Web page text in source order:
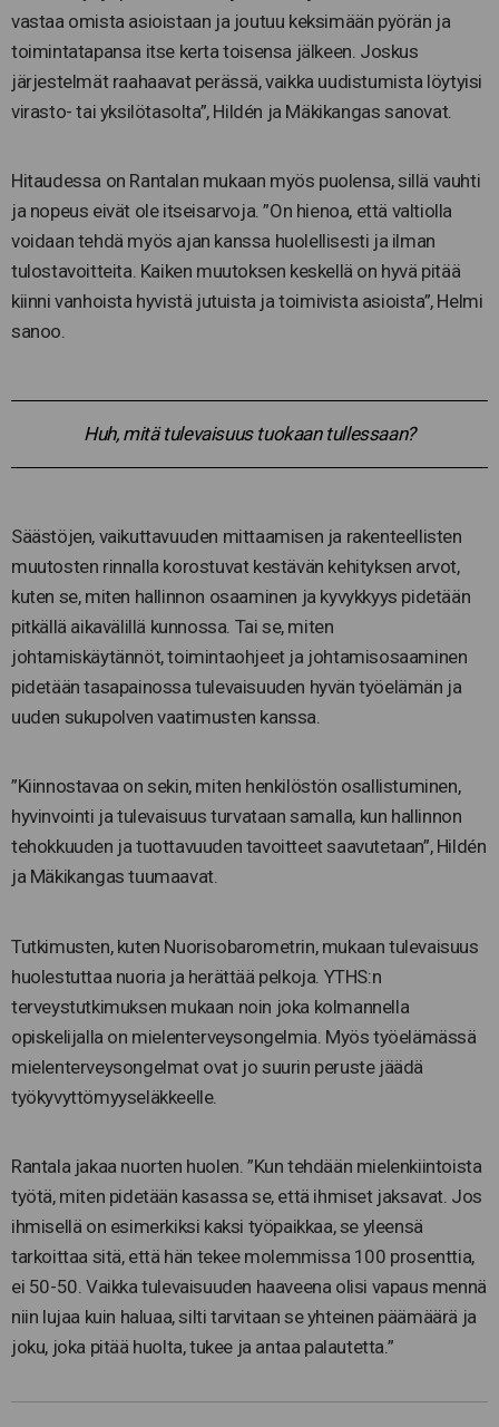
vastaa omista asioistaan ja joutuu keksimään pyörän ja
toimintatapansa itse kerta toisensa jälkeen. Joskus
järjestelmät raahaavat perässä, vaikka uudistumista löytyisi
virasto- tai yksilötasolta”, Hildén ja Mäkikangas sanovat.
Hitaudessa on Rantalan mukaan myös puolensa, sillä vauhti
ja nopeus eivät ole itseisarvoja. ”On hienoa, että valtiolla
voidaan tehdä myös ajan kanssa huolellisesti ja ilman
tulostavoitteita. Kaiken muutoksen keskellä on hyvä pitää
kiinni vanhoista hyvistä jutuista ja toimivista asioista”, Helmi
sanoo.
Huh, mitä tulevaisuus tuokaan tullessaan?
Säästöjen, vaikuttavuuden mittaamisen ja rakenteellisten
muutosten rinnalla korostuvat kestävän kehityksen arvot,
kuten se, miten hallinnon osaaminen ja kyvykkyys pidetään
pitkällä aikavälillä kunnossa. Tai se, miten
johtamiskäytännöt, toimintaohjeet ja johtamisosaaminen
pidetään tasapainossa tulevaisuuden hyvän työelämän ja
uuden sukupolven vaatimusten kanssa.
”Kiinnostavaa on sekin, miten henkilöstön osallistuminen,
hyvinvointi ja tulevaisuus turvataan samalla, kun hallinnon
tehokkuuden ja tuottavuuden tavoitteet saavutetaan”, Hildén
ja Mäkikangas tuumaavat.
Tutkimusten, kuten Nuorisobarometrin, mukaan tulevaisuus
huolestuttaa nuoria ja herättää pelkoja. YTHS:n
terveystutkimuksen mukaan noin joka kolmannella
opiskelijalla on mielenterveysongelmia. Myös työelämässä
mielenterveysongelmat ovat jo suurin peruste jäädä
työkyvyttömyyseläkkeelle.
Rantala jakaa nuorten huolen. ”Kun tehdään mielenkiintoista
työtä, miten pidetään kasassa se, että ihmiset jaksavat. Jos
ihmisellä on esimerkiksi kaksi työpaikkaa, se yleensä
tarkoittaa sitä, että hän tekee molemmissa 100 prosenttia,
ei 50-50. Vaikka tulevaisuuden haaveena olisi vapaus mennä
niin lujaa kuin haluaa, silti tarvitaan se yhteinen päämäärä ja
joku, joka pitää huolta, tukee ja antaa palautetta.”